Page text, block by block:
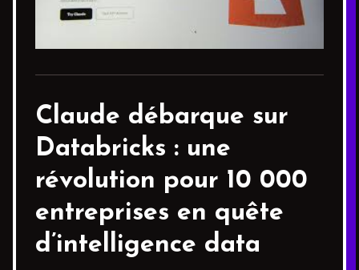
Claude débarque sur
Databricks : une
révolution pour 10 000
entreprises en quête
d’intelligence data